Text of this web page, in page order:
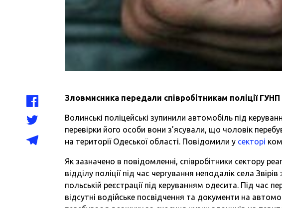
Зловмисника передали співробітникам поліції ГУНП
Волинські поліцейські зупинили автомобіль під
перевірки його особи вони з’ясували, що чоловік
на території Одеської області. Повідомили у секторі
Як зазначено в повідомленні, співробітники сектору
відділу поліції під час чергування неподалік села
польській реєстрації під керуванням одесита. Під час
відсутні водійське посвідчення та документи на